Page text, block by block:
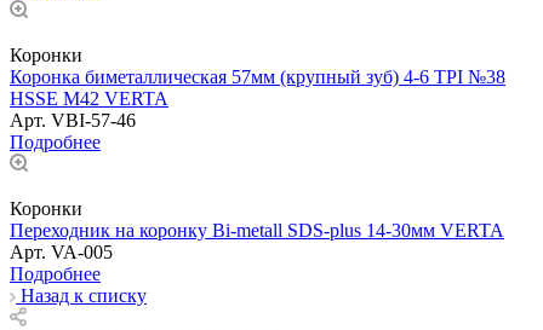
Коронки
Коронка биметаллическая 57мм (крупный зуб) 4-6 TPI №38
HSSE М42 VERTA
Арт. VBI-57-46
Подробнее
Коронки
Переходник на коронку Bi-metall SDS-plus 14-30мм VERTA
Арт. VA-005
Подробнее
Назад к списку